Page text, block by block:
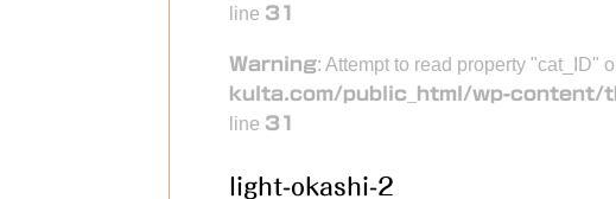
line 31
Warning: Attempt to read property "cat_ID"
kulta.com/public_html/wp-
line 31
light-okashi-2